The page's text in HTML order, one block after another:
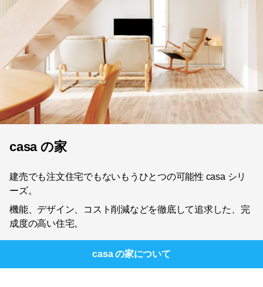
casa の家
建売でも注文住宅でもないもうひとつの可能性 casa シリ
ーズ。
機能、デザイン、コスト削減などを徹底して追求した、完
成度の高い住宅。
casa の家について